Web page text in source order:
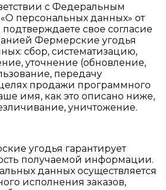
с Федеральным
персональных данных» от
свое согласие
Фермерские угодья
сбор, систематизацию,
уточнение (обновление,
передачу
продажи программного
имя, как это описано ниже,
уничтожение.
угодья гарантирует
получаемой информации.
данных осуществляется
исполнения заказов,